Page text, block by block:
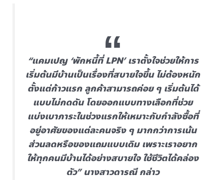
“แคมเปญ ‘พักหนี้ที่ LPN’ เราตั้งใจช่วยให้การ
เริ่มต้นมีบ้านเป็นเรื่องที่สบายใจขึ้น ไม่ต้องหนัก
ตั้งแต่ก้าวแรก ลูกค้าสามารถค่อย ๆ เริ่มต้นได้
แบบไม่กดดัน โดยออกแบบทางเลือกที่ช่วย
แบ่งเบาภาระในช่วงแรกให้เหมาะกับกำลังซื้อที่
อยู่อาศัยของแต่ละคนจริง ๆ มากกว่าการเน้น
ส่วนลดหรือของแถมแบบเดิม เพราะเราอยาก
ให้ทุกคนมีบ้านได้อย่างสบายใจ ใช้ชีวิตได้คล่อง
ตัว” นางสาวดารณี กล่าว